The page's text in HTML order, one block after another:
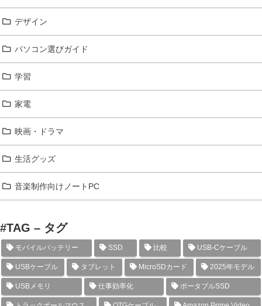
デザイン
パソコン選びガイド
学習
家電
映画・ドラマ
生活グッズ
音楽制作向けノートPC
#TAG – タグ
モバイルバッテリー SSD 比較 USB-Cケーブル
USBケーブル タブレット MicroSDカード 2025年モデル
USBメモリ 仕事効率化 ポータブルSSD